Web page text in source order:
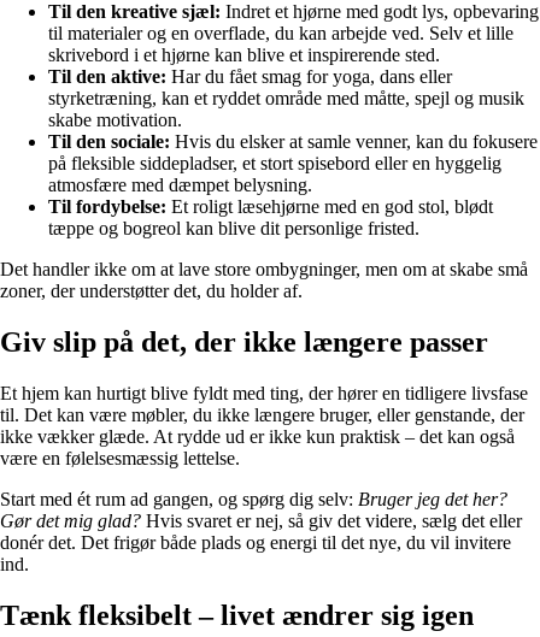
Til den kreative sjæl: Indret et hjørne med godt lys, opbevaring
til materialer og en overflade, du kan arbejde ved. Selv et lille
skrivebord i et hjørne kan blive et inspirerende sted.
Til den aktive: Har du fået smag for yoga, dans eller
styrketræning, kan et ryddet område med måtte, spejl og musik
skabe motivation.
Til den sociale: Hvis du elsker at samle venner, kan du fokusere
på fleksible siddepladser, et stort spisebord eller en hyggelig
atmosfære med dæmpet belysning.
Til fordybelse: Et roligt læsehjørne med en god stol, blødt
tæppe og bogreol kan blive dit personlige fristed.
Det handler ikke om at lave store ombygninger, men om at skabe små
zoner, der understøtter det, du holder af.
Giv slip på det, der ikke længere passer
Et hjem kan hurtigt blive fyldt med ting, der hører en tidligere livsfase
til. Det kan være møbler, du ikke længere bruger, eller genstande, der
ikke vækker glæde. At rydde ud er ikke kun praktisk – det kan også
være en følelsesmæssig lettelse.
Start med ét rum ad gangen, og spørg dig selv: Bruger jeg det her?
Gør det mig glad? Hvis svaret er nej, så giv det videre, sælg det eller
donér det. Det frigør både plads og energi til det nye, du vil invitere
ind.
Tænk fleksibelt – livet ændrer sig igen